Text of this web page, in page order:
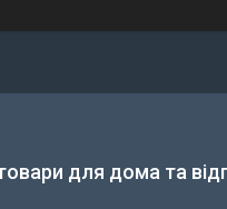
для дома та